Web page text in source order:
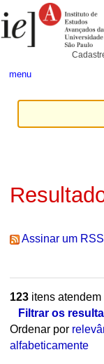
para
conteúdo.
Pessoais
menu
Assinar um
123itens atendem
Filtrar os
Ordenar por
alfabeticamente